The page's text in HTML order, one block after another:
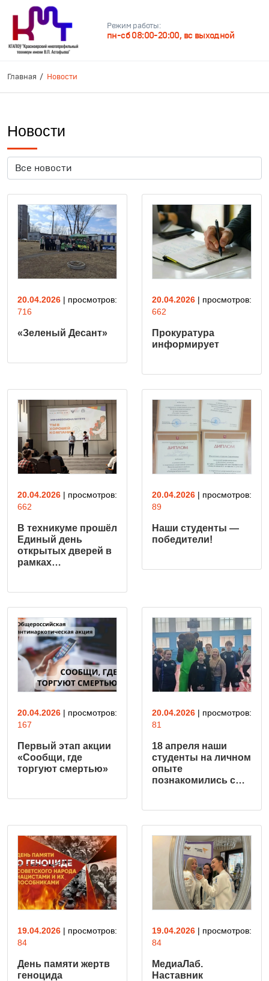
Режим работы:
пн-сб 08:00-20:00, вс выходной
Главная Новости
Новости
20.04.2026 | просмотров:
716
«Зеленый Десант»
20.04.2026 | просмотров:
662
Прокуратура
информирует
20.04.2026 | просмотров:
662
В техникуме прошёл
Единый день
открытых дверей в
рамках…
20.04.2026 | просмотров:
89
Наши студенты —
победители!
20.04.2026 | просмотров:
167
Первый этап акции
«Сообщи, где
торгуют смертью»
20.04.2026 | просмотров:
81
18 апреля наши
студенты на личном
опыте
познакомились с…
19.04.2026 | просмотров:
84
День памяти жертв
геноцида
19.04.2026 | просмотров:
84
МедиаЛаб.
Наставник